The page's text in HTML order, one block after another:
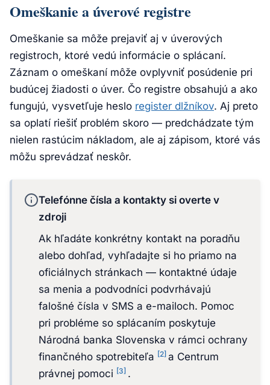
Omeškanie a úverové registre
Omeškanie sa môže prejaviť aj v úverových
registroch, ktoré vedú informácie o splácaní.
Záznam o omeškaní môže ovplyvniť posúdenie pri
budúcej žiadosti o úver. Čo registre obsahujú a ako
fungujú, vysvetľuje heslo register dlžníkov. Aj preto
sa oplatí riešiť problém skoro — predchádzate tým
nielen rastúcim nákladom, ale aj zápisom, ktoré vás
môžu sprevádzať neskôr.
Telefónne čísla a kontakty si overte v
zdroji
Ak hľadáte konkrétny kontakt na poradňu
alebo dohľad, vyhľadajte si ho priamo na
oficiálnych stránkach — kontaktné údaje
sa menia a podvodníci podvrhávajú
falošné čísla v SMS a e-mailoch. Pomoc
pri probléme so splácaním poskytuje
Národná banka Slovenska v rámci ochrany
finančného spotrebiteľa [2] a Centrum
právnej pomoci [3] .